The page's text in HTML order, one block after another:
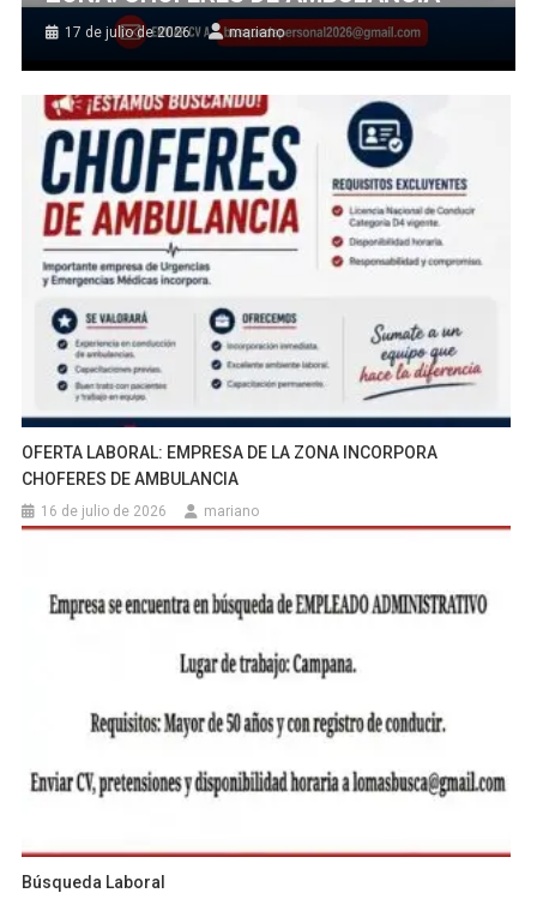
17 de julio de 2026 mariano
OFERTA LABORAL: EMPRESA DE LA ZONA INCORPORA
CHOFERES DE AMBULANCIA
16 de julio de 2026 mariano
Búsqueda Laboral